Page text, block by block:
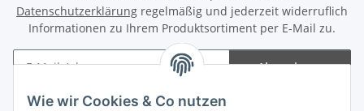
Wie wir Cookies & Co nutzen
Datenschutzerklärung regelmäßig und jederzeit widerruflich
Informationen zu Ihrem Produktsortiment per E-Mail zu.
Abonnieren
Newsletter Abonnieren